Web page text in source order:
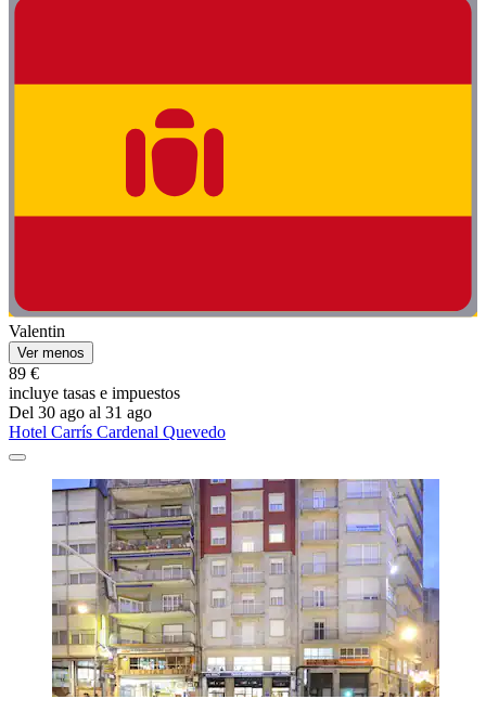
Valentin
Ver menos
89 €
incluye tasas e impuestos
Del 30 ago al 31 ago
Hotel Carrís Cardenal Quevedo